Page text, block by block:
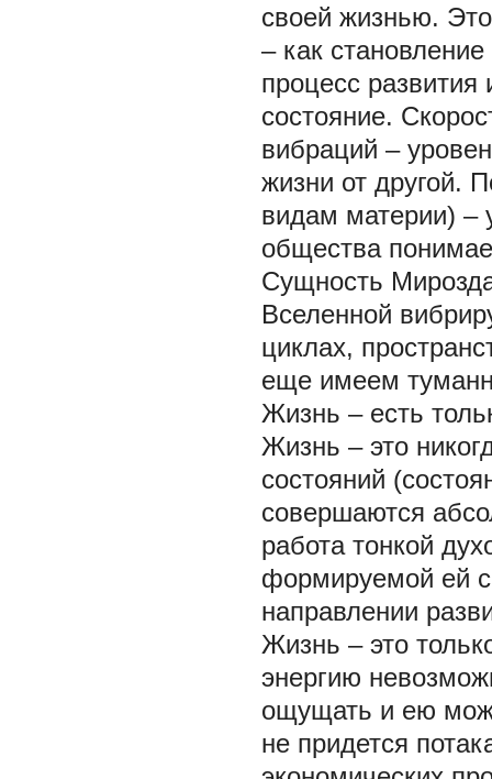
своей жизнью.
– как
процесс развития
состояние.
вибраций –
жизни от другой.
видам материи) –
общества
Сущность
Вселенной
циклах,
еще имеем
Жизнь – есть
Жизнь – это
состояний
совершаются
работа тонкой
формируемой ей
направлении
Жизнь – это
энергию
ощущать и ею
не придется